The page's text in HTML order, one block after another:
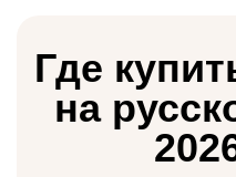
Где
на